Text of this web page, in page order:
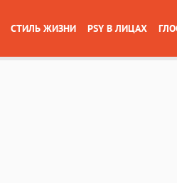
СТИЛЬ ЖИЗНИ PSY В ЛИЦАХ